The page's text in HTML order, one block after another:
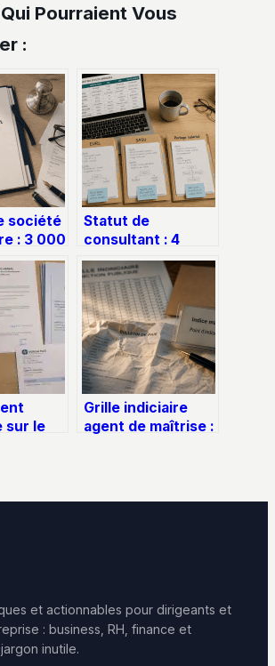
Pourraient Vous
:
société
: 3 000
et les
Statut de
consultant : 4
critères décisifs
pour sécuriser
votre activité
sur le
Grille indiciaire
agent de maîtrise :
et actionnables pour dirigeants et
: business, RH, finance et
inutile.